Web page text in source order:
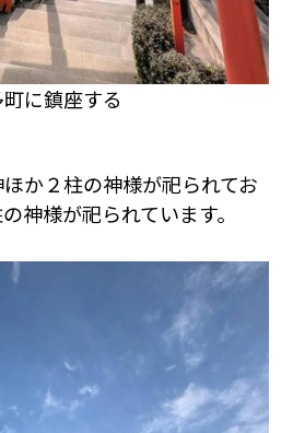
に鎮座する
か２柱の神様が祀られてお
神様が祀られています。